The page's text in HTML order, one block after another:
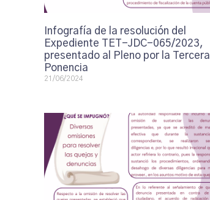
Infografía de la resolución del
Expediente TET-JDC-065/2023,
presentado al Pleno por la Tercera
Ponencia
21/06/2024